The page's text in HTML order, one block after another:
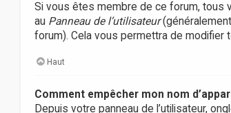
Si vous êtes membre de ce forum, tous
au Panneau de l’utilisateur
forum). Cela vous permettra de
Haut
Comment empêcher mon nom
Depuis votre panneau de l’utilisateur,